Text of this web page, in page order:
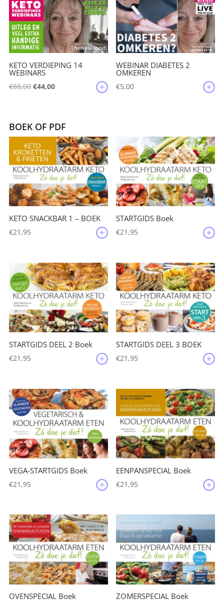
€209,85.€199,50.
KETO VERDIEPING 14
WEBINARS
€88,00 Oorspronkelijke
€88,00.
€44,00Huidige
€44,00.
WEBINAR DIABETES 2
OMKEREN
€5,00
BOEK OF PDF
KETO SNACKBAR 1 – BOEK
€21,95
STARTGIDS Boek
€21,95
STARTGIDS DEEL 2 Boek
€21,95
STARTGIDS DEEL 3 BOEK
€21,95
VEGA-STARTGIDS Boek
€21,95
EENPANSPECIAL Boek
€21,95
OVENSPECIAL Boek ZOMERSPECIAL Boek